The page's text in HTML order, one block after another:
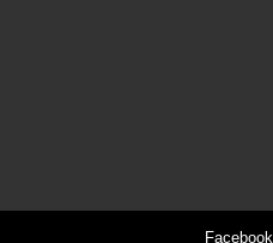
Facebook